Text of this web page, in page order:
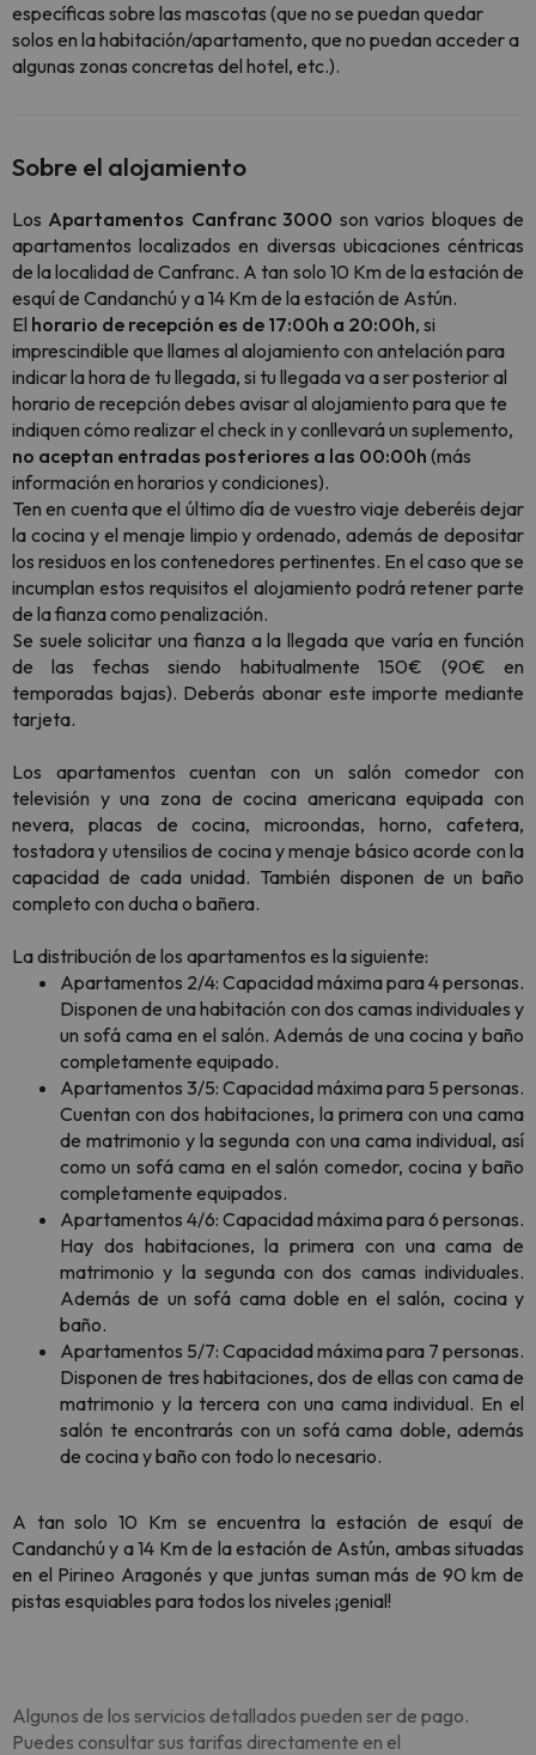
específicas sobre las mascotas (que no se puedan quedar
solos en la habitación/apartamento, que no puedan acceder a
algunas zonas concretas del hotel, etc.).
Sobre el alojamiento
Los Apartamentos Canfranc 3000 son varios bloques de
apartamentos localizados en diversas ubicaciones céntricas
de la localidad de Canfranc. A tan solo 10 Km de la estación de
esquí de Candanchú y a 14 Km de la estación de Astún.
El horario de recepción es de 17:00h a 20:00h, si
imprescindible que llames al alojamiento con antelación para
indicar la hora de tu llegada, si tu llegada va a ser posterior al
horario de recepción debes avisar al alojamiento para que te
indiquen cómo realizar el check in y conllevará un suplemento,
no aceptan entradas posteriores a las 00:00h (más
información en horarios y condiciones).
Ten en cuenta que el último día de vuestro viaje deberéis dejar
la cocina y el menaje limpio y ordenado, además de depositar
los residuos en los contenedores pertinentes. En el caso que se
incumplan estos requisitos el alojamiento podrá retener parte
de la fianza como penalización.
Se suele solicitar una fianza a la llegada que varía en función
de las fechas siendo habitualmente 150€ (90€ en
temporadas bajas). Deberás abonar este importe mediante
tarjeta.
Los apartamentos cuentan con un salón comedor con
televisión y una zona de cocina americana equipada con
nevera, placas de cocina, microondas, horno, cafetera,
tostadora y utensilios de cocina y menaje básico acorde con la
capacidad de cada unidad. También disponen de un baño
completo con ducha o bañera.
La distribución de los apartamentos es la siguiente:
Apartamentos 2/4: Capacidad máxima para 4 personas.
Disponen de una habitación con dos camas individuales y
un sofá cama en el salón. Además de una cocina y baño
completamente equipado.
Apartamentos 3/5: Capacidad máxima para 5 personas.
Cuentan con dos habitaciones, la primera con una cama
de matrimonio y la segunda con una cama individual, así
como un sofá cama en el salón comedor, cocina y baño
completamente equipados.
Apartamentos 4/6: Capacidad máxima para 6 personas.
Hay dos habitaciones, la primera con una cama de
matrimonio y la segunda con dos camas individuales.
Además de un sofá cama doble en el salón, cocina y
baño.
Apartamentos 5/7: Capacidad máxima para 7 personas.
Disponen de tres habitaciones, dos de ellas con cama de
matrimonio y la tercera con una cama individual. En el
salón te encontrarás con un sofá cama doble, además
de cocina y baño con todo lo necesario.
A tan solo 10 Km se encuentra la estación de esquí de
Candanchú y a 14 Km de la estación de Astún, ambas situadas
en el Pirineo Aragonés y que juntas suman más de 90 km de
pistas esquiables para todos los niveles ¡genial!
Algunos de los servicios detallados pueden ser de pago.
Puedes consultar sus tarifas directamente en el